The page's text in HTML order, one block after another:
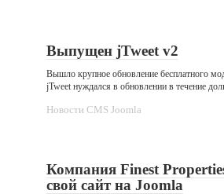
Выпущен jTweet v2
Вышло крупное обновление бесплатного
jTweet нуждался в обновлении в течение
Новости CMS Joomla
Компания Finest
свой сайт на Joomla